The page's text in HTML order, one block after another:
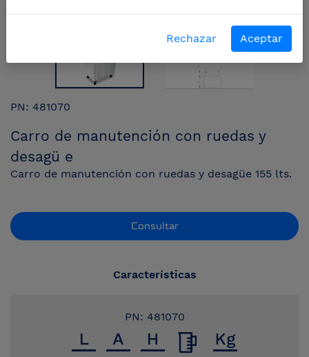
PN: 481070
Carro de manutención con ruedas y
desagü e
Carro de manutención con ruedas y desagüe 155 lts.
Consultar
Características
PN: 481070
Rechazar Aceptar